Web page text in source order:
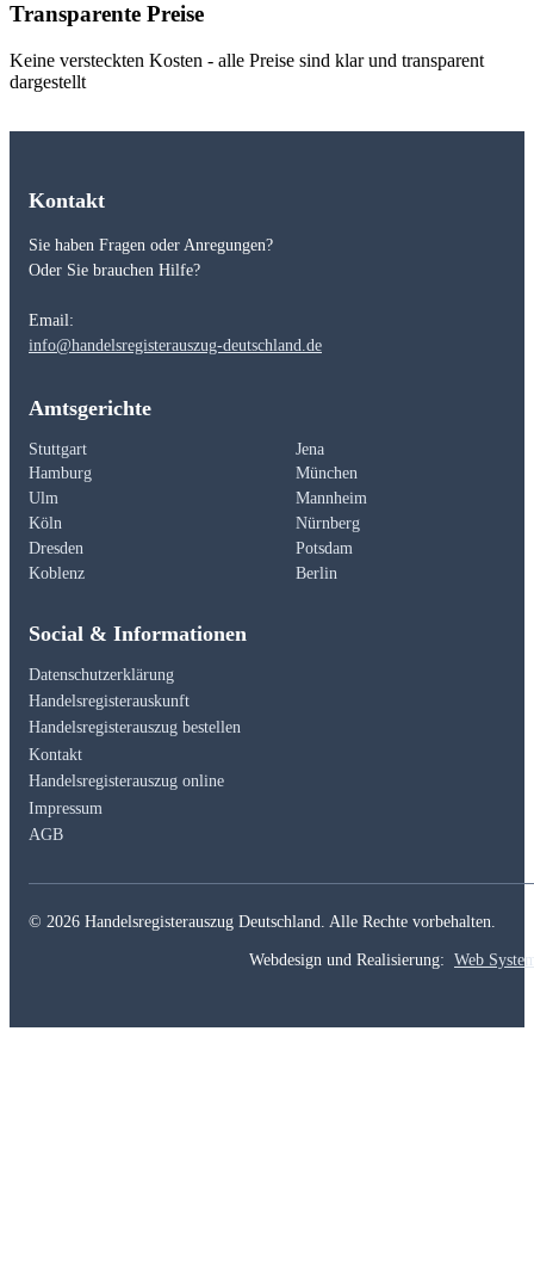
Transparente Preise
Keine versteckten Kosten - alle Preise sind klar und transparent
dargestellt
Kontakt
Sie haben Fragen oder Anregungen?
Oder Sie brauchen Hilfe?
Email:
info@handelsregisterauszug-deutschland.de
Amtsgerichte
Stuttgart
Jena
Hamburg
München
Ulm
Mannheim
Köln
Nürnberg
Dresden
Potsdam
Koblenz
Berlin
Social & Informationen
Datenschutzerklärung
Handelsregisterauskunft
Handelsregisterauszug bestellen
Kontakt
Handelsregisterauszug online
Impressum
AGB
© 2026 Handelsregisterauszug Deutschland. Alle Rechte vorbehalten.
Webdesign und Realisierung: Web